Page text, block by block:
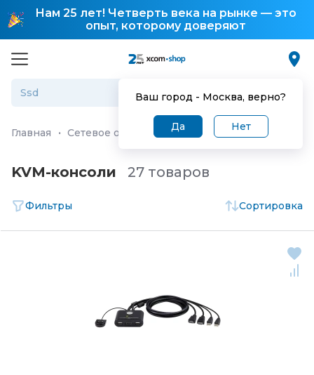
Нам 25 лет! Четверть века на рынке — это
опыт, которому доверяют
Ваш город - Москва, верно?
Да Нет
Главная · Сетевое оборудование KVM оборудование
KVM-консоли 27 товаров
Фильтры Сортировка